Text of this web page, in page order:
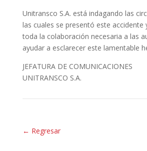
Unitransco S.A. está indagando las
las cuales se presentó este accidente
toda la colaboración necesaria a las
ayudar a esclarecer este lamentable
JEFATURA DE COMUNICACIONES
UNITRANSCO S.A.
← Regresar